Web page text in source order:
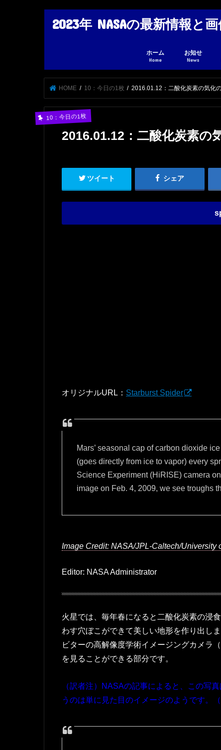
2023年 NASAの最新情報と
ホーム
Home
お知せ
News
HOME 10：今日の1枚 2016.01.12：二酸化炭素の気化
10：今日の1枚
2016.01.12：二酸化炭素の
ツイート シェア
オリジナルURL： Starburst Spider
Mars’ seasonal cap of carbon dioxide
(goes directly from ice to vapor) every
Science Experiment (HiRISE) camera
image on Feb. 4, 2009, we see troughs
Image Credit: NASA/JPL-Caltech/University
Editor: NASA Administrator
火星では、毎年春になると二酸化炭素の浸
わす穴ぼこができて美しい地形を作り出し
ビターの高解像度学術イメージングカメラ
を見ることができる部分です。
（訳者注）NASAの記事によると、この写
うのは単に見た目のイメージのようです。（